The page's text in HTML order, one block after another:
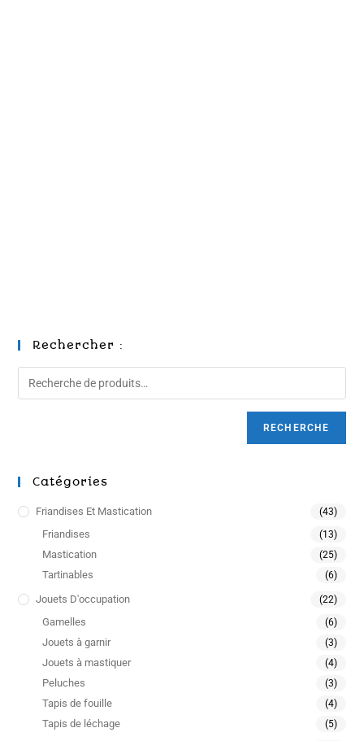
Rechercher :
RECHERCHE
Catégories
Friandises Et Mastication (43)
Friandises (13)
Mastication (25)
Tartinables (6)
Jouets D'occupation (22)
Gamelles (6)
Jouets à garnir (3)
Jouets à mastiquer (4)
Peluches (3)
Tapis de fouille (4)
Tapis de léchage (5)